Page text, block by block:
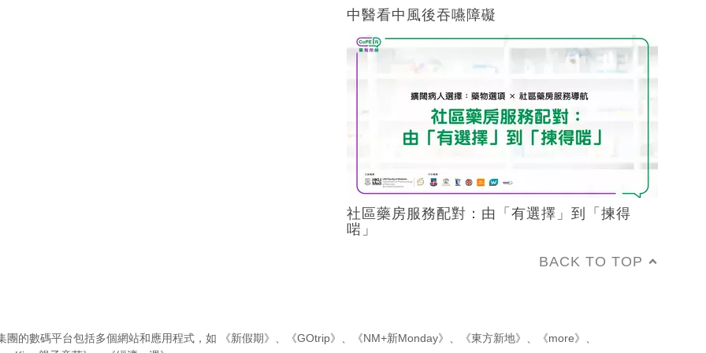
中醫看中風後吞嚥障礙
社區藥房服務配對：由「有選擇」到「揀得
啱」
BACK TO TOP
團的數碼平台包括多個網站和應用程式，如 《新假期》 、 《GOtrip》 、 《NM+新Monday》 、 《東方新地》 、 《more》 、